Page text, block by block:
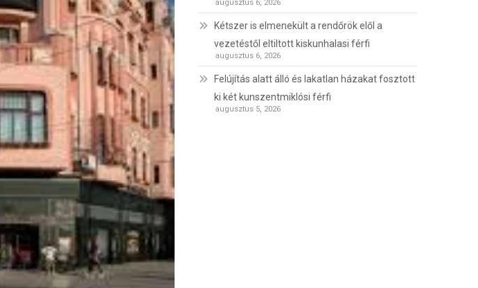
augusztus 6, 2026
Kétszer is elmenekült a rendőrök elől a
vezetéstől eltiltott kiskunhalasi férfi
augusztus 6, 2026
Felújítás alatt álló és lakatlan házakat fosztott
ki két kunszentmiklósi férfi
augusztus 5, 2026